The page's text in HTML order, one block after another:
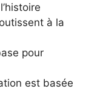
à la
pour
est basée